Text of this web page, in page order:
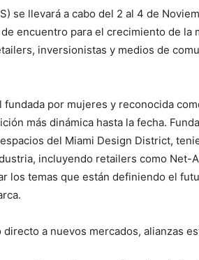
se llevará a cabo del 2 al 4 de
encuentro para el crecimiento de la
inversionistas y medios de
por mujeres y reconocida
más dinámica hasta la fecha.
del Miami Design District,
incluyendo retailers como Net-
los temas que están definiendo el
a nuevos mercados, alianzas